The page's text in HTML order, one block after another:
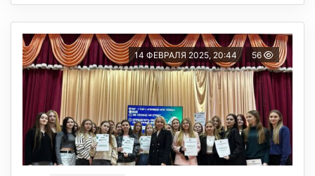
14 ФЕВРАЛЯ 2025, 20:44 56